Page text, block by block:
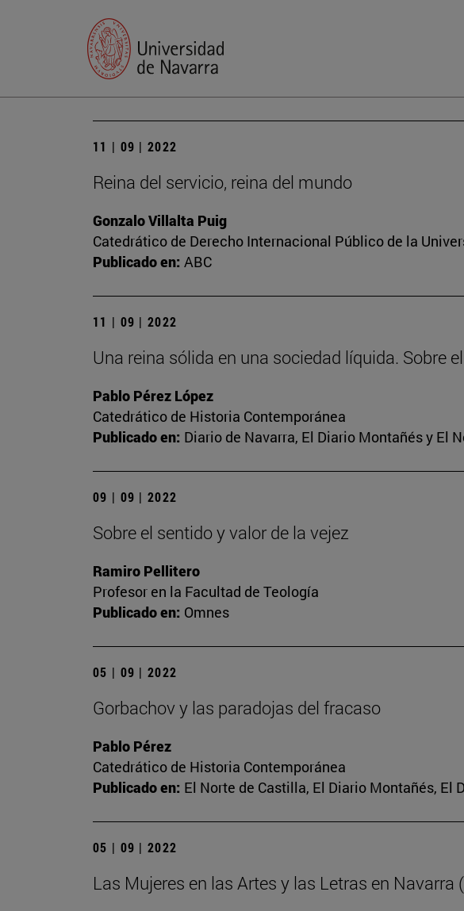
11 | 09 | 2022
Reina del servicio, reina del mundo
Gonzalo Villalta Puig
Catedrático de Derecho Internacional Público de la
Publicado en: ABC
11 | 09 | 2022
Una reina sólida en una sociedad líquida. Sobre
Pablo Pérez López
Catedrático de Historia Contemporánea
Publicado en: Diario de Navarra, El Diario Montañés y El
09 | 09 | 2022
Sobre el sentido y valor de la vejez
Ramiro Pellitero
Profesor en la Facultad de Teología
Publicado en: Omnes
05 | 09 | 2022
Gorbachov y las paradojas del fracaso
Pablo Pérez
Catedrático de Historia Contemporánea
Publicado en: El Norte de Castilla, El Diario Montañés, El
05 | 09 | 2022
Las Mujeres en las Artes y las Letras en